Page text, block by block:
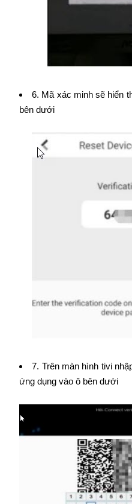
6. Mã xác minh sẽ hiển
bên dưới
7. Trên màn hình tivi
ứng dụng vào ô bên dưới